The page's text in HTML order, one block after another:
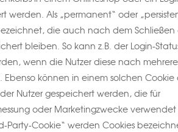
werden. Als „permanent“ oder
die auch nach dem Schließen
bleiben. So kann z.B. der Login-
wenn die Nutzer diese nach
Ebenso können in einem solchen Cookie
der Nutzer gespeichert werden, die für
oder Marketingzwecke verwendet
Party-Cookie“ werden Cookies